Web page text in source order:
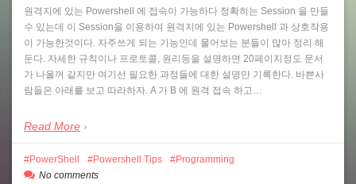
원격지에 있는 Powershell 에 접속이 가능하다 정확히는 Session 을 만들
수 있는데 이 Session을 이용하여 원격지에 있는 Powershell 과 상호작용
이 가능한것이다. 자주쓰게 되는 기능인데 물어보는 분들이 많아 정리 해
둔다. 자세한 규칙이나 프로토콜, 원리등을 설명하면 20페이지정도 문서
가 나올꺼 같지만 여기선 필요한 과정들에 대한 설명만 기록한다. 바쁜사
람들은 아래를 보고 따라하자. A 가 B 에 원격 접속 하고…
Read More
PowerShell Powershell Tips
Programming
No comments